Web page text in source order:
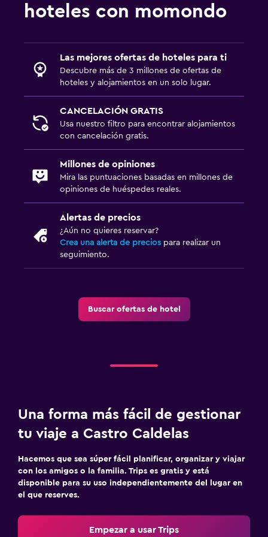
Entrada privada
Habitación
Almohada de plumas
Enchufe cerca de la cama
Armario o clóset
Minibar
Menús para dietas especiales (bajo petición)
Mesa de comedor
Salud y seguridad
Aire libre
Terraza
Zona de trabajo
Escritorio
Ideal para familias
Cuna/cama nido disponibles
hoteles con momondo
Las mejores ofertas de hoteles para ti
Descubre más de 3 millones de ofertas de
hoteles y alojamientos en un solo lugar.
CANCELACIÓN GRATIS
Usa nuestro filtro para encontrar alojamientos
con cancelación gratis.
Millones de opiniones
Mira las puntuaciones basadas en millones de
opiniones de huéspedes reales.
Alertas de precios
¿Aún no quieres reservar?
Crea una alerta de precios para realizar un
seguimiento.
Buscar ofertas de hotel
Una forma más fácil de gestionar
tu viaje a Castro Caldelas
Hacemos que sea súper fácil planificar, organizar y viajar
con los amigos o la familia. Trips es gratis y está
disponible para su uso independientemente del lugar en
el que reserves.
Empezar a usar Trips